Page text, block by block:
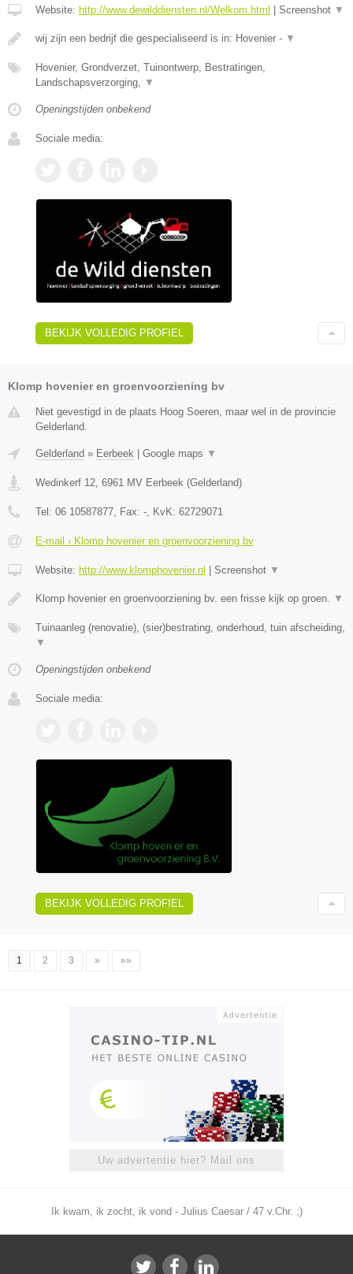
Website: http://www.dewilddiensten.nl/Welkom.html Screenshot ▼
wij zijn een bedrijf die gespecialiseerd is in: Hovenier - ▼
Hovenier, Grondverzet, Tuinontwerp, Bestratingen,
Landschapsverzorging,
▼
Openingstijden onbekend
Sociale media:
BEKIJK VOLLEDIG PROFIEL
Klomp hovenier en groenvoorziening bv
Niet gevestigd in de plaats Hoog Soeren, maar wel in de provincie
Gelderland.
Gelderland » Eerbeek Google maps ▼
Wedinkerf 12 6961 MV Eerbeek (Gelderland)
Tel: 06 10587877 , Fax: - , KvK: 62729071
E-mail › Klomp hovenier en groenvoorziening bv
Website: http://www.klomphovenier.nl Screenshot ▼
Klomp hovenier en groenvoorziening bv. een frisse kijk op groen. ▼
Tuinaanleg (renovatie), (sier)bestrating, onderhoud, tuin afscheiding,
▼
Openingstijden onbekend
Sociale media:
BEKIJK VOLLEDIG PROFIEL
1 2 3 » »»
Uw advertentie hier? Mail ons
Ik kwam, ik zocht, ik vond - Julius Caesar / 47 v.Chr. ;)